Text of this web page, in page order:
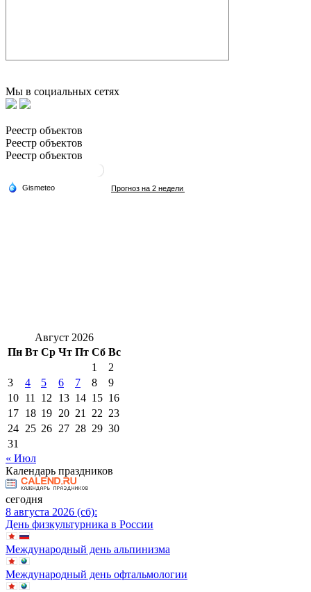
Мы в социальных сетях
Реестр объектов
Реестр объектов
Реестр объектов
Август 2026
Пн Вт Ср Чт Пт Сб Вс
1
2
3
4 5 6 7 8
9
10 11 12 13 14 15 16
17 18 19 20 21 22 23
24 25 26 27 28 29 30
31
« Июл
Календарь праздников
сегодня
8 августа 2026 (сб):
День физкультурника в России
Международный день альпинизма
Международный день офтальмологии